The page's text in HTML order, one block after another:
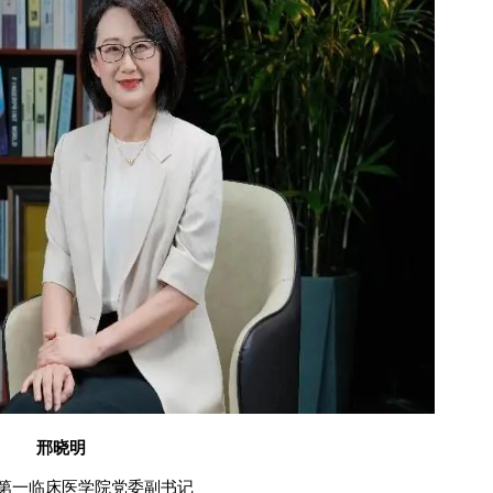
邢晓明
一临床医学院党委副书记